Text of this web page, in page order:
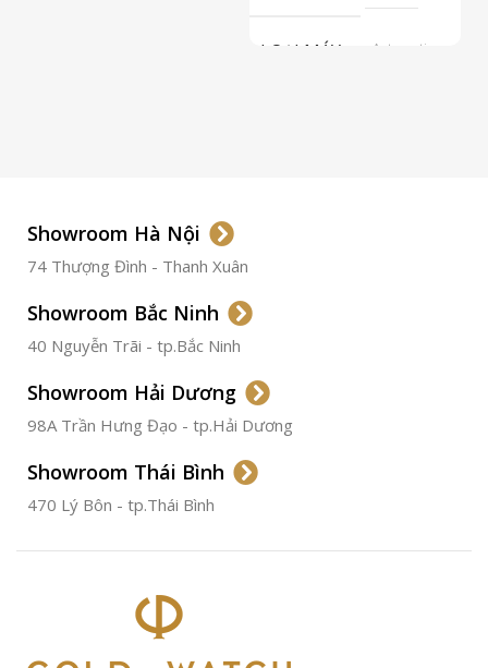
LOẠI MÁY
Automatic
CHỐNG NƯỚC
Showroom Hà Nội
74 Thượng Đình - Thanh Xuân
Showroom Bắc Ninh
40 Nguyễn Trãi - tp.Bắc Ninh
Showroom Hải Dương
98A Trần Hưng Đạo - tp.Hải Dương
Showroom Thái Bình
470 Lý Bôn - tp.Thái Bình